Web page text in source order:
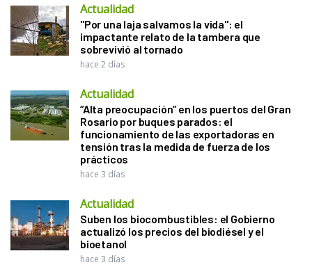
Actualidad
"Por una laja salvamos la vida": el
impactante relato de la tambera que
sobrevivió al tornado
hace 2 días
Actualidad
“Alta preocupación” en los puertos del Gran
Rosario por buques parados: el
funcionamiento de las exportadoras en
tensión tras la medida de fuerza de los
prácticos
hace 3 días
Actualidad
Suben los biocombustibles: el Gobierno
actualizó los precios del biodiésel y el
bioetanol
hace 3 días